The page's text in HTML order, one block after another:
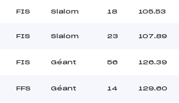
FIS Slalom 18 105.53
FIS Slalom 23 107.89
FIS Géant 56 126.39
FFS Géant 14 129.60